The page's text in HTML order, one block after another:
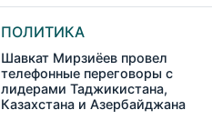
ПОЛИТИКА
Шавкат Мирзиёев провел
телефонные переговоры с
лидерами Таджикистана,
Казахстана и Азербайджана